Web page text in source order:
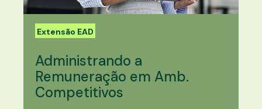
Extensão EAD
Administrando a
Remuneração em Amb.
Competitivos